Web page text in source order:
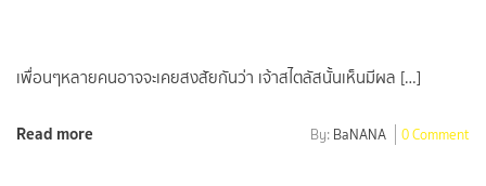
เพื่อนๆหลายคนอาจจะเคยสงสัยกันว่า เจ้าสไตลัสนั้นเห็นมีผล […]
Read more By: BaNANA 0 Comment